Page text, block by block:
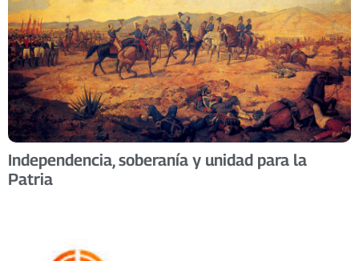
Independencia, soberanía y unidad para la
Patria